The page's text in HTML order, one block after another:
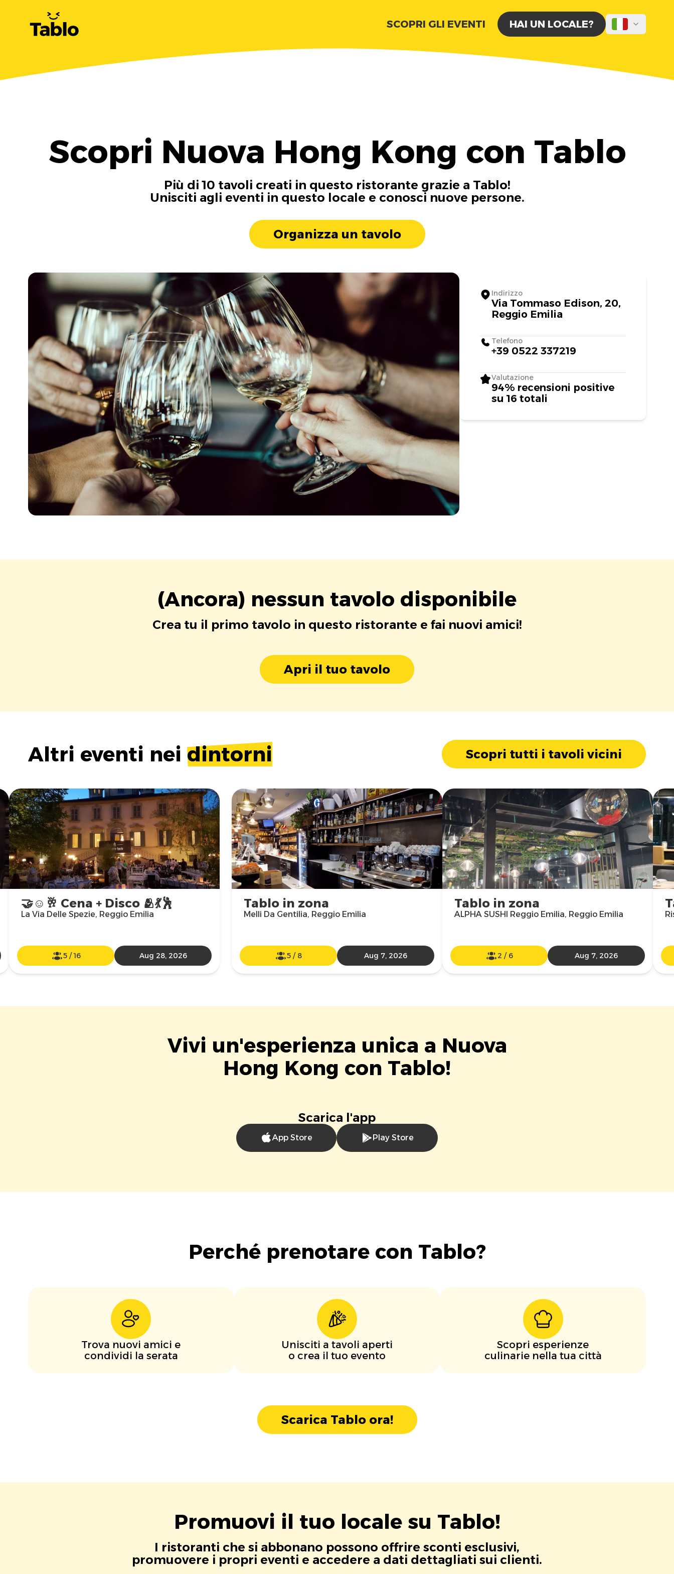
SCOPRI GLI EVENTI HAI UN LOCALE?
Scopri Nuova Hong Kong con Tablo
Più di 10 tavoli creati in questo ristorante grazie a Tablo!
Unisciti agli eventi in questo locale e conosci nuove persone.
Organizza un tavolo
Indirizzo
Via Tommaso Edison, 20,
Reggio Emilia
Telefono
+39 0522 337219
Valutazione
94% recensioni positive
su 16 totali
(Ancora) nessun tavolo disponibile
Crea tu il primo tavolo in questo ristorante e fai nuovi amici!
Apri il tuo tavolo
Altri eventi nei dintorni Scopri tutti i tavoli vicini
Tablo in zona
Melli Da Gentilia, Reggio Emilia
5 / 8 Aug 7, 2026
Tablo in zona
ALPHA SUSHI Reggio Emilia, Reggio Emilia
2 / 6 Aug 7, 2026
🤝☺️🥂 Cena + Disco 🫂💃🕺
La Via Delle Spezie, Reggio Emilia
5/16 Aug 28, 2026
Vivi un'esperienza unica a Nuova
Hong Kong con Tablo!
Scarica l'app
App Store Play Store
Perché prenotare con Tablo?
Trova nuovi amici e
condividi la serata
Unisciti a tavoli aperti
o crea il tuo evento
Scopri esperienze
culinarie nella tua città
Scarica Tablo ora!
Promuovi il tuo locale su Tablo!
I ristoranti che si abbonano possono offrire sconti esclusivi,
promuovere i propri eventi e accedere a dati dettagliati sui clienti.